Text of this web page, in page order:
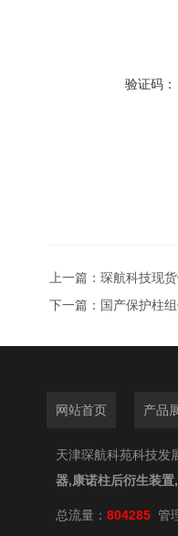
验证码：
上一篇： 琛航科技现
下一篇： 国产保护柱
网站首页 产品
天津琛航科苑科技发
器,康诺柱后衍生装
总流量： 804285 管